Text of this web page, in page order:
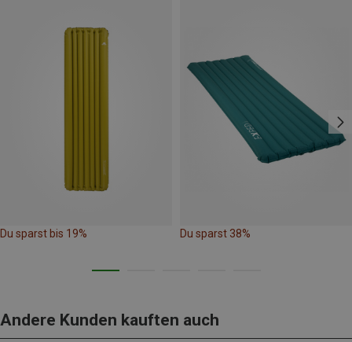
Du sparst bis 19% Du sparst 38%
Andere Kunden kauften auch